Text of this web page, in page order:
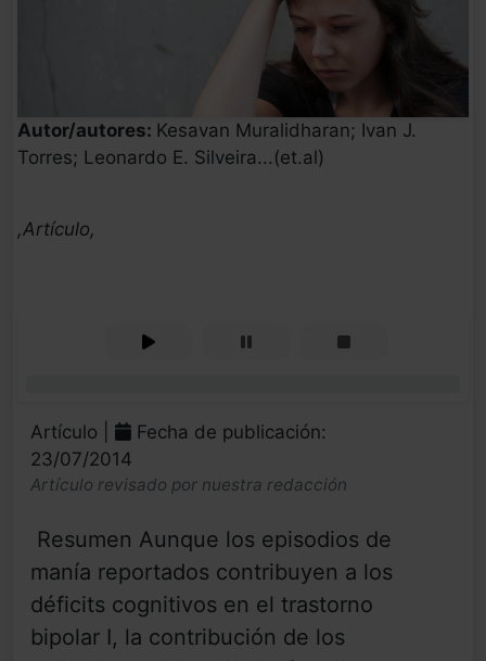
Autor/autores: Kesavan Muralidharan; Ivan J.
Torres; Leonardo E. Silveira...(et.al)
,Artículo,
Artículo |
Fecha de publicación:
23/07/2014
Artículo revisado por nuestra redacción
Resumen Aunque los episodios de
manía reportados contribuyen a los
déficits cognitivos en el trastorno
bipolar I, la contribución de los